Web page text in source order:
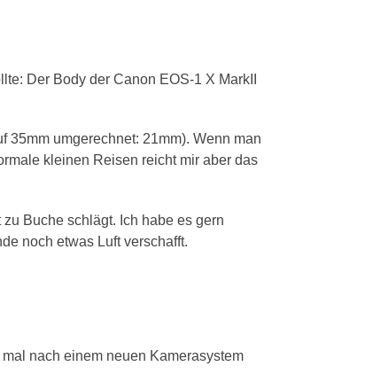
Der Body der Canon EOS-1 X MarkII
35mm umgerechnet: 21mm). Wenn man
kleinen Reisen reicht mir aber das
Buche schlägt. Ich habe es gern
noch etwas Luft verschafft.
nach einem neuen Kamerasystem